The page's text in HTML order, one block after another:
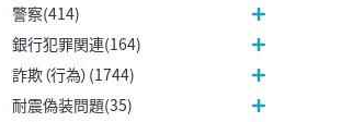
警察(414)
銀行犯罪関連(164)
詐欺（行為）(1744)
耐震偽装問題(35)